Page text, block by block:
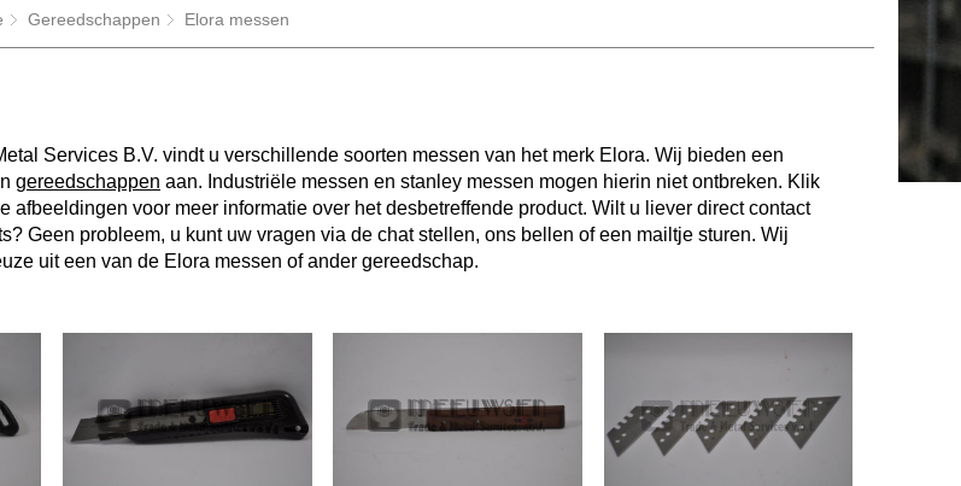
Gereedschappen Elora messen
Services B.V. vindt u verschillende soorten messen van het merk Elora. Wij bieden een
gereedschappen aan. Industriële messen en stanley messen mogen hierin niet ontbreken. Klik
afbeeldingen voor meer informatie over het desbetreffende product. Wilt u liever direct contact
Geen probleem, u kunt uw vragen via de chat stellen, ons bellen of een mailtje sturen. Wij
uit een van de Elora messen of ander gereedschap.